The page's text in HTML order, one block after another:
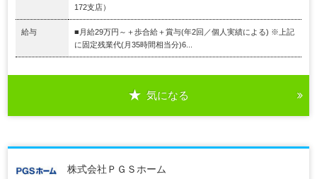
172支店）
給与
■月給29万円～＋歩合給＋賞与(年2回／個人実績による) ※上記
に固定残業代(月35時間相当分)6...
気になる
株式会社ＰＧＳホーム